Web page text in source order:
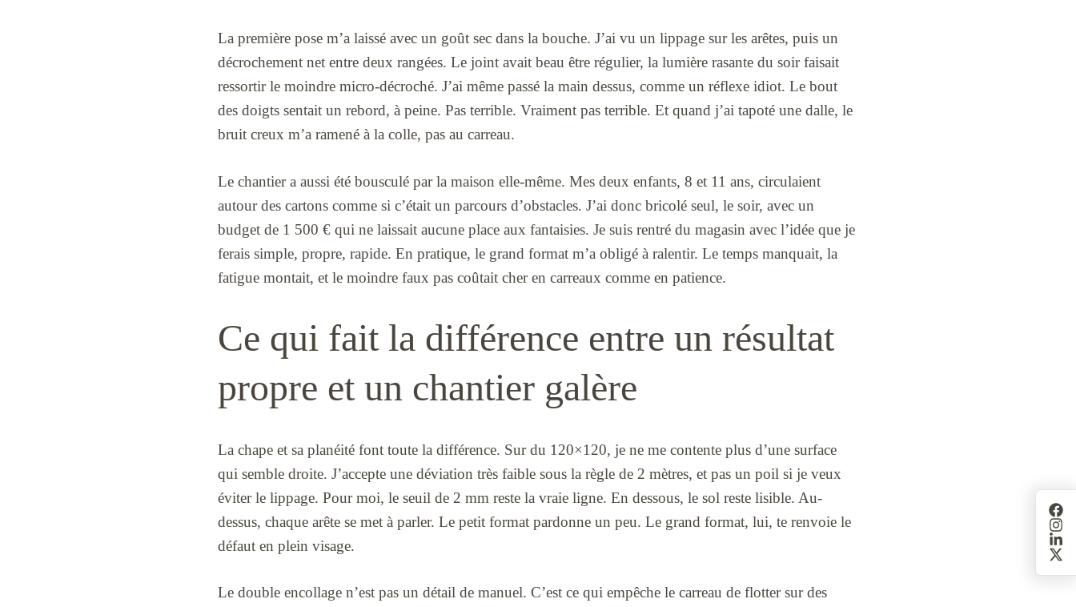
La première pose m’a laissé avec un goût sec dans la bouche. J’ai vu un lippage sur les arêtes, puis un
décrochement net entre deux rangées. Le joint avait beau être régulier, la lumière rasante du soir faisait
ressortir le moindre micro-décroché. J’ai même passé la main dessus, comme un réflexe idiot. Le bout
des doigts sentait un rebord, à peine. Pas terrible. Vraiment pas terrible. Et quand j’ai tapoté une dalle, le
bruit creux m’a ramené à la colle, pas au carreau.
Le chantier a aussi été bousculé par la maison elle-même. Mes deux enfants, 8 et 11 ans, circulaient
autour des cartons comme si c’était un parcours d’obstacles. J’ai donc bricolé seul, le soir, avec un
budget de 1 500 € qui ne laissait aucune place aux fantaisies. Je suis rentré du magasin avec l’idée que je
ferais simple, propre, rapide. En pratique, le grand format m’a obligé à ralentir. Le temps manquait, la
fatigue montait, et le moindre faux pas coûtait cher en carreaux comme en patience.
Ce qui fait la différence entre un résultat
propre et un chantier galère
La chape et sa planéité font toute la différence. Sur du 120×120, je ne me contente plus d’une surface
qui semble droite. J’accepte une déviation très faible sous la règle de 2 mètres, et pas un poil si je veux
éviter le lippage. Pour moi, le seuil de 2 mm reste la vraie ligne. En dessous, le sol reste lisible. Au-
dessus, chaque arête se met à parler. Le petit format pardonne un peu. Le grand format, lui, te renvoie le
défaut en plein visage.
Le double encollage n’est pas un détail de manuel. C’est ce qui empêche le carreau de flotter sur des